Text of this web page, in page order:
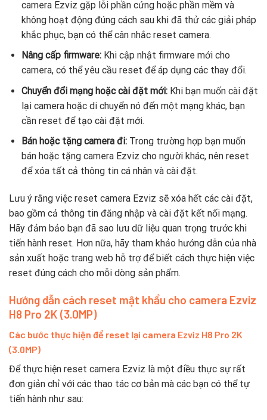
camera Ezviz gặp lỗi phần cứng hoặc phần mềm và
không hoạt động đúng cách sau khi đã thử các giải pháp
khắc phục, bạn có thể cân nhắc reset camera.
Nâng cấp firmware:Khi cập nhật firmware mới cho
camera, có thể yêu cầu reset để áp dụng các thay đổi.
Chuyển đổi mạng hoặc cài đặt mới:Khi bạn muốn cài đặt
lại camera hoặc di chuyển nó đến một mạng khác, bạn
cần reset để tạo cài đặt mới.
Bán hoặc tặng camera đi:Trong trường hợp bạn muốn
bán hoặc tặng camera Ezviz cho người khác, nên reset
để xóa tất cả thông tin cá nhân và cài đặt.
Lưu ý rằng việc reset camera Ezviz sẽ xóa hết các cài đặt,
bao gồm cả thông tin đăng nhập và cài đặt kết nối mạng.
Hãy đảm bảo bạn đã sao lưu dữ liệu quan trọng trước khi
tiến hành reset. Hơn nữa, hãy tham khảo hướng dẫn của nhà
sản xuất hoặc trang web hỗ trợ để biết cách thực hiện việc
reset đúng cách cho mỗi dòng sản phẩm.
Hướng dẫn cách reset mật khẩu cho camera Ezviz
H8 Pro 2K (3.0MP)
Các bước thực hiện để reset lại camera Ezviz H8 Pro 2K
(3.0MP)
Để thực hiện reset camera Ezviz là một điều thực sự rất
đơn giản chỉ với các thao tác cơ bản mà các bạn có thể tự
tiến hành như sau: